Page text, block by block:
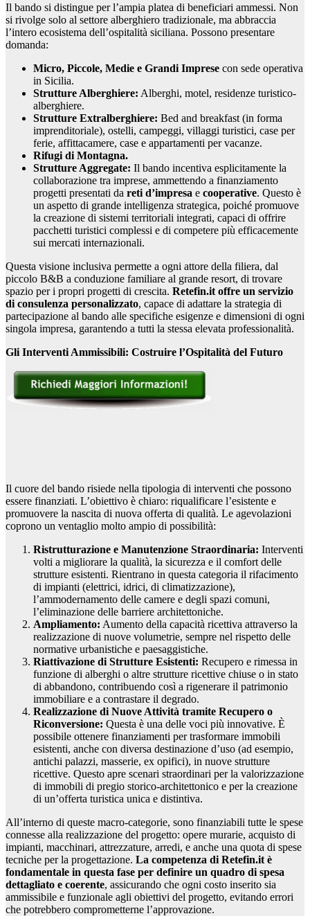
Il bando si distingue per l’ampia platea di beneficiari ammessi. Non
si rivolge solo al settore alberghiero tradizionale, ma abbraccia
l’intero ecosistema dell’ospitalità siciliana. Possono presentare
domanda:
Micro, Piccole, Medie e Grandi Imprese con sede operativa
in Sicilia.
Strutture Alberghiere: Alberghi, motel, residenze turistico-
alberghiere.
Strutture Extralberghiere: Bed and breakfast (in forma
imprenditoriale), ostelli, campeggi, villaggi turistici, case per
ferie, affittacamere, case e appartamenti per vacanze.
Rifugi di Montagna.
Strutture Aggregate: Il bando incentiva esplicitamente la
collaborazione tra imprese, ammettendo a finanziamento
progetti presentati da reti d’impresa e cooperative. Questo è
un aspetto di grande intelligenza strategica, poiché promuove
la creazione di sistemi territoriali integrati, capaci di offrire
pacchetti turistici complessi e di competere più efficacemente
sui mercati internazionali.
Questa visione inclusiva permette a ogni attore della filiera, dal
piccolo B&B a conduzione familiare al grande resort, di trovare
spazio per i propri progetti di crescita. Retefin.it offre un servizio
di consulenza personalizzato, capace di adattare la strategia di
partecipazione al bando alle specifiche esigenze e dimensioni di ogni
singola impresa, garantendo a tutti la stessa elevata professionalità.
Gli Interventi Ammissibili: Costruire l’Ospitalità del Futuro
Il cuore del bando risiede nella tipologia di interventi che possono
essere finanziati. L’obiettivo è chiaro: riqualificare l’esistente e
promuovere la nascita di nuova offerta di qualità. Le agevolazioni
coprono un ventaglio molto ampio di possibilità:
Ristrutturazione e Manutenzione Straordinaria: Interventi
volti a migliorare la qualità, la sicurezza e il comfort delle
strutture esistenti. Rientrano in questa categoria il rifacimento
di impianti (elettrici, idrici, di climatizzazione),
l’ammodernamento delle camere e degli spazi comuni,
l’eliminazione delle barriere architettoniche.
Ampliamento: Aumento della capacità ricettiva attraverso la
realizzazione di nuove volumetrie, sempre nel rispetto delle
normative urbanistiche e paesaggistiche.
Riattivazione di Strutture Esistenti: Recupero e rimessa in
funzione di alberghi o altre strutture ricettive chiuse o in stato
di abbandono, contribuendo così a rigenerare il patrimonio
immobiliare e a contrastare il degrado.
Realizzazione di Nuove Attività tramite Recupero o
Riconversione: Questa è una delle voci più innovative. È
possibile ottenere finanziamenti per trasformare immobili
esistenti, anche con diversa destinazione d’uso (ad esempio,
antichi palazzi, masserie, ex opifici), in nuove strutture
ricettive. Questo apre scenari straordinari per la valorizzazione
di immobili di pregio storico-architettonico e per la creazione
di un’offerta turistica unica e distintiva.
All’interno di queste macro-categorie, sono finanziabili tutte le spese
connesse alla realizzazione del progetto: opere murarie, acquisto di
impianti, macchinari, attrezzature, arredi, e anche una quota di spese
tecniche per la progettazione. La competenza di Retefin.it è
fondamentale in questa fase per definire un quadro di spesa
dettagliato e coerente, assicurando che ogni costo inserito sia
ammissibile e funzionale agli obiettivi del progetto, evitando errori
che potrebbero comprometterne l’approvazione.